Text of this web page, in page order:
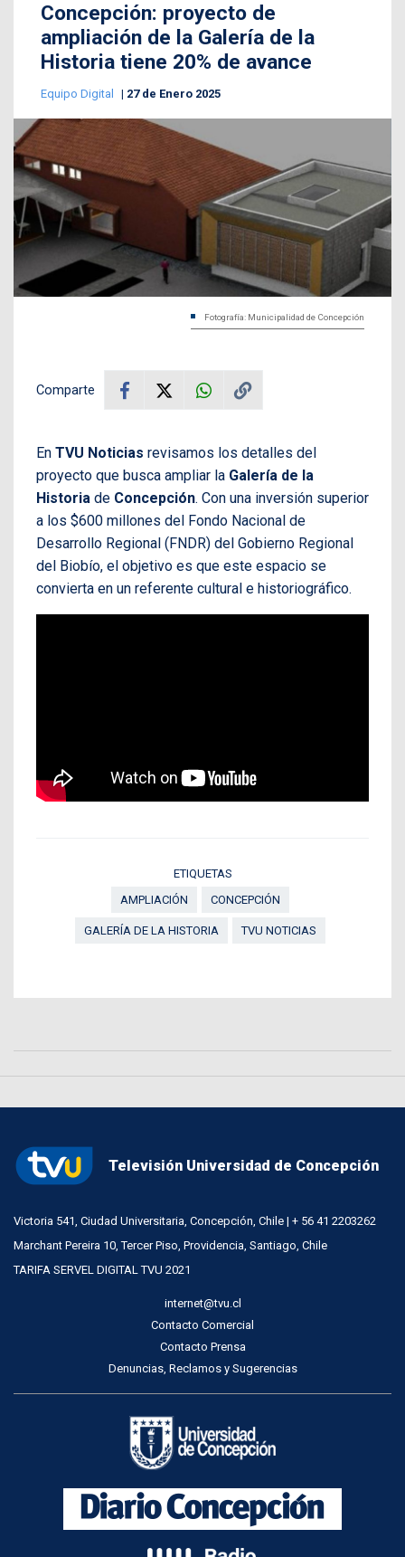
Concepción: proyecto de
ampliación de la Galería de la
Historia tiene 20% de avance
Equipo Digital 27 de Enero 2025
Fotografía: Municipalidad de Concepción
Comparte
En TVU Noticias revisamos los detalles del
proyecto que busca ampliar la Galería de la
Historia de Concepción. Con una inversión superior
a los $600 millones del Fondo Nacional de
Desarrollo Regional (FNDR) del Gobierno Regional
del Biobío, el objetivo es que este espacio se
convierta en un referente cultural e historiográfico.
ETIQUETAS
AMPLIACIÓN
CONCEPCIÓN
GALERÍA DE LA HISTORIA TVU NOTICIAS
Televisión Universidad de Concepción
Victoria 541, Ciudad Universitaria, Concepción, Chile | + 56 41 2203262
Marchant Pereira 10, Tercer Piso, Providencia, Santiago, Chile
TARIFA SERVEL DIGITAL TVU 2021
internet@tvu.cl
Contacto Comercial
Contacto Prensa
Denuncias, Reclamos y Sugerencias